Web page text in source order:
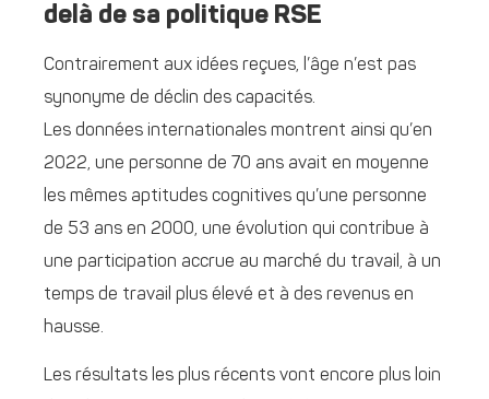
delà de sa politique RSE
Contrairement aux idées reçues, l’âge n’est pas
synonyme de déclin des capacités.
Les données internationales montrent ainsi qu’en
2022, une personne de 70 ans avait en moyenne
les mêmes aptitudes cognitives qu’une personne
de 53 ans en 2000, une évolution qui contribue à
une participation accrue au marché du travail, à un
temps de travail plus élevé et à des revenus en
hausse.
Les résultats les plus récents vont encore plus loin